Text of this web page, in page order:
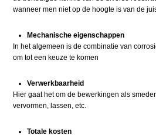
wanneer men niet op de hoogte is van de
Mechanische eigenschappen
In het algemeen is de combinatie van
om tot een keuze te komen
Verwerkbaarheid
Hier gaat het om de bewerkingen als
vervormen, lassen, etc.
Totale kosten